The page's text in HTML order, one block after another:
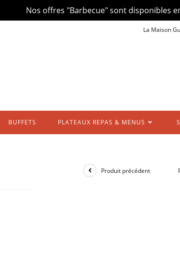
Nos offres "Barbecue" sont disponibles
La Maison
BUFFETS PLATEAUX REPAS & MENUS
Produit précédent